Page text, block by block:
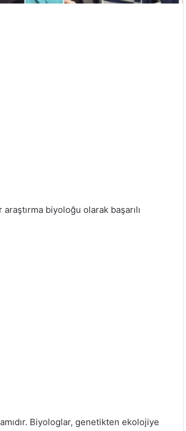
araştırma biyoloğu olarak başarılı
Biyologlar, genetikten ekolojiye